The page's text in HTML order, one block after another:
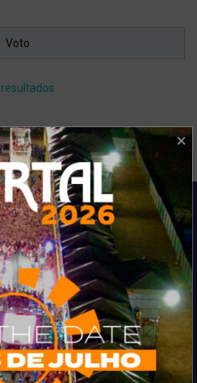
do entretenimento na região de
exclusivas e muito mais.